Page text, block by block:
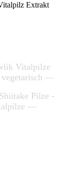
Extrakt
Vitalpilze
vegetarisch —
Pilze -
—